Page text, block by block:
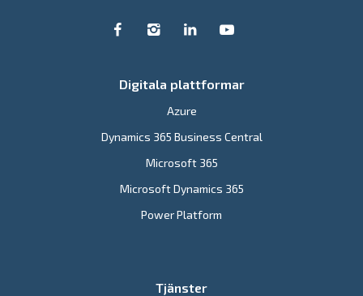
Digitala plattformar
Azure
Dynamics 365 Business Central
Microsoft 365
Microsoft Dynamics 365
Power Platform
Tjänster